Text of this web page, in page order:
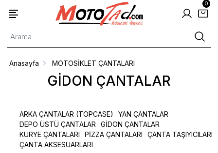
0
GİDON ÇANTALAR
Anasayfa MOTOSİKLET ÇANTALARI
ARKA ÇANTALAR (TOPCASE)
YAN ÇANTALAR
DEPO ÜSTÜ ÇANTALAR GİDON ÇANTALAR
KURYE ÇANTALARI
PİZZA ÇANTALARI
ÇANTA TAŞIYICILARI
ÇANTA AKSESUARLARI